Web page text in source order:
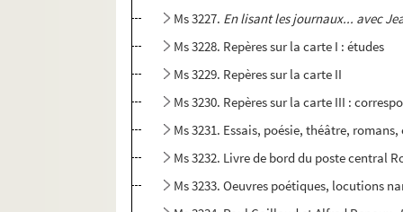
Ms 3227. En lisant les journaux... avec
Ms 3228. Repères sur la carte I : études
Ms 3229. Repères sur la carte II
Ms 3230. Repères sur la carte III :
Ms 3231. Essais, poésie, théâtre, romans,
Ms 3232. Livre de bord du poste central
Ms 3233. Oeuvres poétiques, locutions